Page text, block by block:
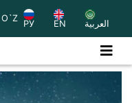
O`Z
РУ EN العربية